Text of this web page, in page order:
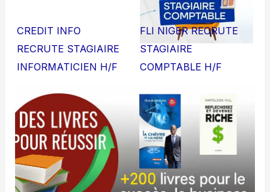
CREDIT INFO
RECRUTE STAGIAIRE
INFORMATICIEN H/F
FLI NIGER RECRUTE
STAGIAIRE
COMPTABLE H/F